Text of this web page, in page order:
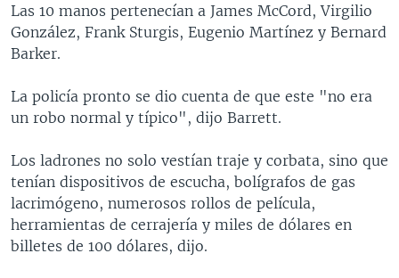
Las 10 manos pertenecían a James McCord, Virgilio
González, Frank Sturgis, Eugenio Martínez y Bernard
Barker.
La policía pronto se dio cuenta de que este "no era
un robo normal y típico", dijo Barrett.
Los ladrones no solo vestían traje y corbata, sino que
tenían dispositivos de escucha, bolígrafos de gas
lacrimógeno, numerosos rollos de película,
herramientas de cerrajería y miles de dólares en
billetes de 100 dólares, dijo.